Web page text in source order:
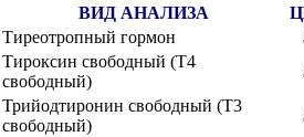
ВИД АНАЛИЗА
Тиреотропный гормон
Тироксин свободный (Т4
свободный)
Трийодтиронин свободный (Т3
свободный)